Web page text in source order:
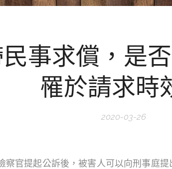
事求償，是
罹於請求時
2020-03-26
察官提起公訴後，被害人可以向刑事庭